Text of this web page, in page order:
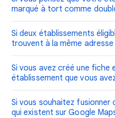
marqué à tort comme
Si deux établissements
trouvent à la même adresse
Si vous avez créé une fiche
établissement que vous
Si vous souhaitez fusionner
qui existent sur Google